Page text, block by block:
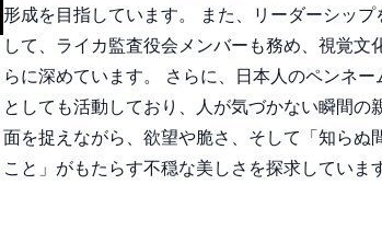
形成を目指しています。 また、リーダーシッ
して、ライカ監査役会メンバーも務め、視覚文
らに深めています。 さらに、日本人のペンネ
としても活動しており、人が気づかない瞬間の
面を捉えながら、欲望や脆さ、そして「知らぬ
こと」がもたらす不穏な美しさを探求しています